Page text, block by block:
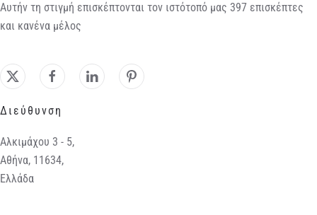
Αυτήν τη στιγμή επισκέπτονται τον ιστότοπό μας 397 επισκέπτες
και κανένα μέλος
Διεύθυνση
Αλκιμάχου 3 - 5,
Αθήνα, 11634,
Ελλάδα